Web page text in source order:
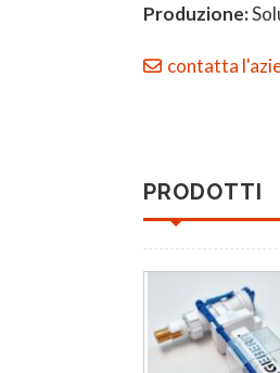
Produzione:
contatta
PRODOTTI